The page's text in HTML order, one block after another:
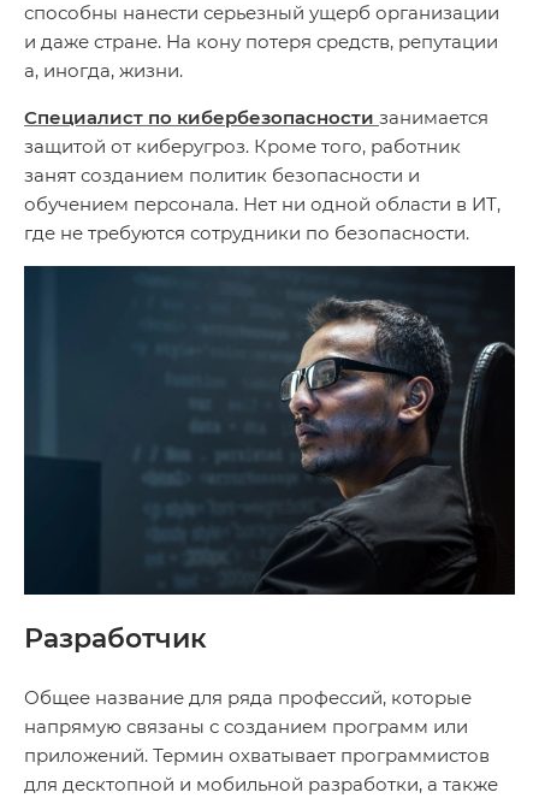
способны нанести серьезный ущерб организации
и даже стране. На кону потеря средств, репутации
а, иногда, жизни.
Специалист по кибербезопасности занимается
защитой от киберугроз. Кроме того, работник
занят созданием политик безопасности и
обучением персонала. Нет ни одной области в ИТ,
где не требуются сотрудники по безопасности.
Разработчик
Общее название для ряда профессий, которые
напрямую связаны с созданием программ или
приложений. Термин охватывает программистов
для десктопной и мобильной разработки, а также